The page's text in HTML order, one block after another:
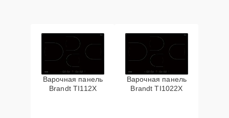
Варочная панель
Brandt TI112X
Варочная панель
Brandt TI1022X